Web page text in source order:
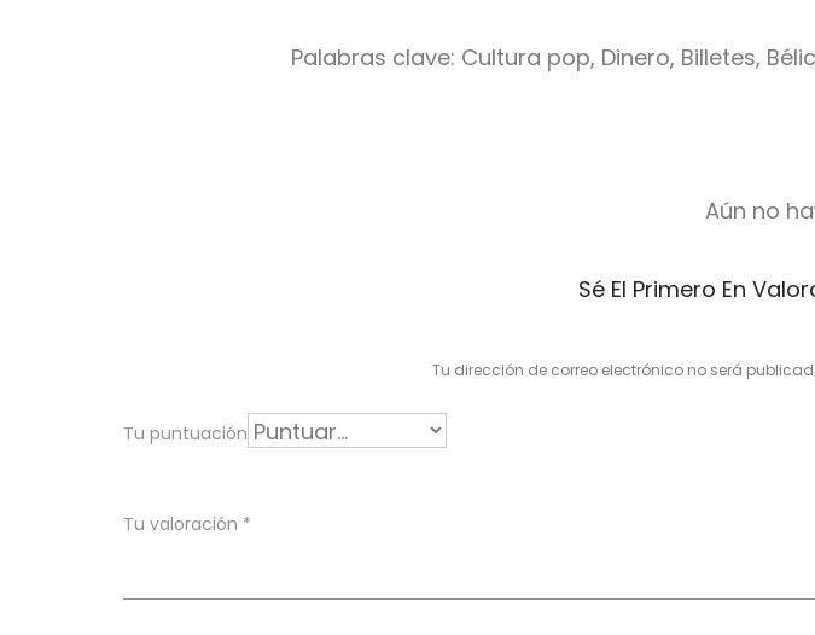
Palabras clave: Cultura pop, Dinero, Billetes,
r
c
Aún no
Sé El Primero En
Tu dirección de correo electrónico no será
Tu puntuación
Tu valoración *